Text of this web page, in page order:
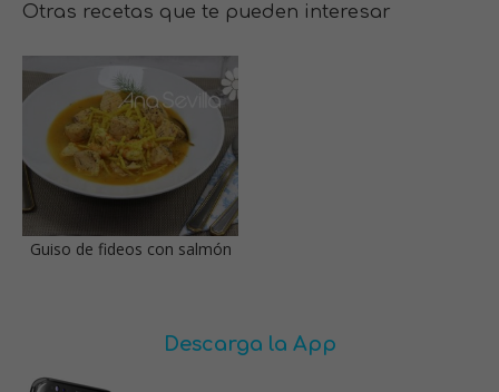
Otras recetas que te pueden interesar
Guiso de fideos con salmón
Descarga la App